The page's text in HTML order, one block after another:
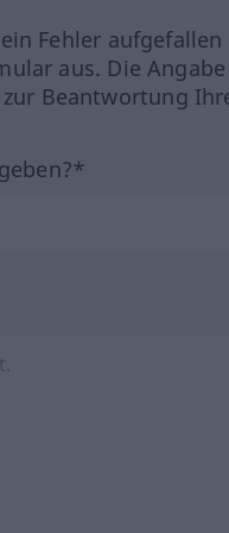
Fehler
aus. Die
Beantwortung